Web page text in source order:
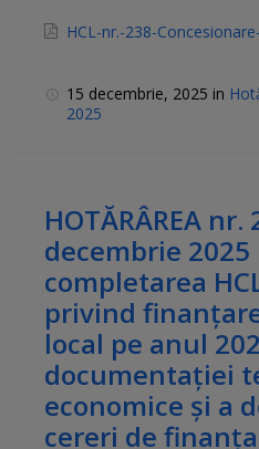
HCL-nr.-238-
15 decembrie, 2025 in
2025
HOTĂRÂREA
decembrie
completarea
privind
local pe anul
documentației
economice și a
cereri de